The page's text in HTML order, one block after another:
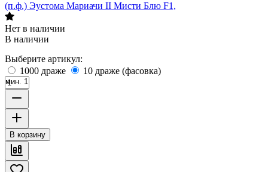
(п.ф.) Эустома Мариачи II Мисти Блю F1,
Нет в наличии
В наличии
Выберите артикул:
1000 драже
10 драже (фасовка)
мин. 1
В корзину